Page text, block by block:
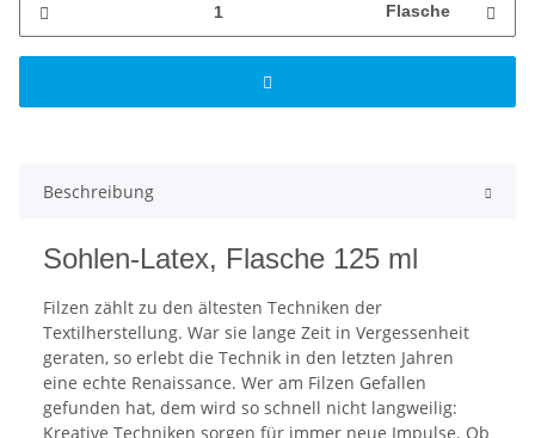
Flasche
Beschreibung
Sohlen-Latex, Flasche 125 ml
Filzen zählt zu den ältesten Techniken der
Textilherstellung. War sie lange Zeit in Vergessenheit
geraten, so erlebt die Technik in den letzten Jahren
eine echte Renaissance. Wer am Filzen Gefallen
gefunden hat, dem wird so schnell nicht langweilig:
Kreative Techniken sorgen für immer neue Impulse. Ob